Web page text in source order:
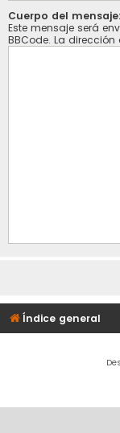
Cuerpo del mensaje:
Este mensaje será
BBCode. La
Índice general